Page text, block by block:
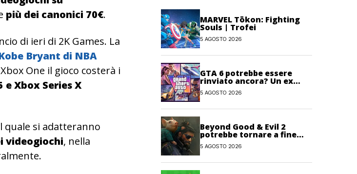
più dei canonici 70€.
di ieri di 2K Games. La
Bryant di NBA
One il gioco costerà i
e Xbox Series X
quale si adatteranno
videogiochi, nella
MARVEL Tōkon: Fighting
Souls | Trofei
5 AGOSTO 2026
GTA 6 potrebbe essere
rinviato ancora? Un ex
sviluppatore di Rockstar
non lo esclude
5 AGOSTO 2026
Beyond Good & Evil 2
potrebbe tornare a fine
anno con un nuovo nome
5 AGOSTO 2026